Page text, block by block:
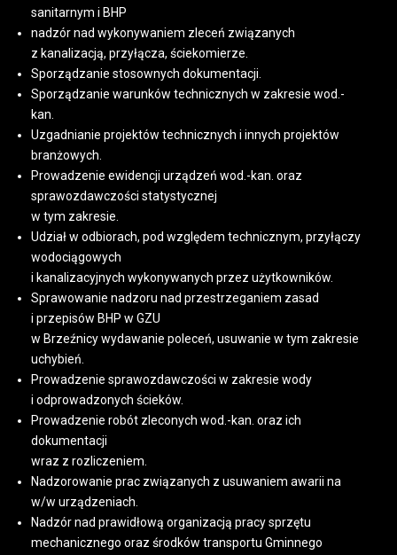
sanitarnym i BHP
nadzór nad wykonywaniem zleceń związanych
z kanalizacją, przyłącza, ściekomierze.
Sporządzanie stosownych dokumentacji.
Sporządzanie warunków technicznych w zakresie wod.-
kan.
Uzgadnianie projektów technicznych i innych projektów
branżowych.
Prowadzenie ewidencji urządzeń wod.-kan. oraz
sprawozdawczości statystycznej
w tym zakresie.
Udział w odbiorach, pod względem technicznym, przyłączy
wodociągowych
i kanalizacyjnych wykonywanych przez użytkowników.
Sprawowanie nadzoru nad przestrzeganiem zasad
i przepisów BHP w GZU
w Brzeźnicy wydawanie poleceń, usuwanie w tym zakresie
uchybień.
Prowadzenie sprawozdawczości w zakresie wody
i odprowadzonych ścieków.
Prowadzenie robót zleconych wod.-kan. oraz ich
dokumentacji
wraz z rozliczeniem.
Nadzorowanie prac związanych z usuwaniem awarii na
w/w urządzeniach.
Nadzór nad prawidłową organizacją pracy sprzętu
mechanicznego oraz środków transportu Gminnego